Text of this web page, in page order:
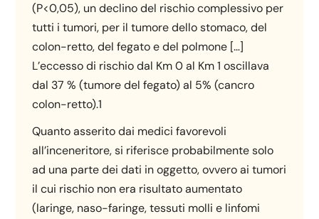
(P<0,05), un declino del rischio complessivo per
tutti i tumori, per il tumore dello stomaco, del
colon-retto, del fegato e del polmone […]
L’eccesso di rischio dal Km 0 al Km 1 oscillava
dal 37 % (tumore del fegato) al 5% (cancro
colon-retto).1
Quanto asserito dai medici favorevoli
all’inceneritore, si riferisce probabilmente solo
ad una parte dei dati in oggetto, ovvero ai tumori
il cui rischio non era risultato aumentato
(laringe, naso-faringe, tessuti molli e linfomi